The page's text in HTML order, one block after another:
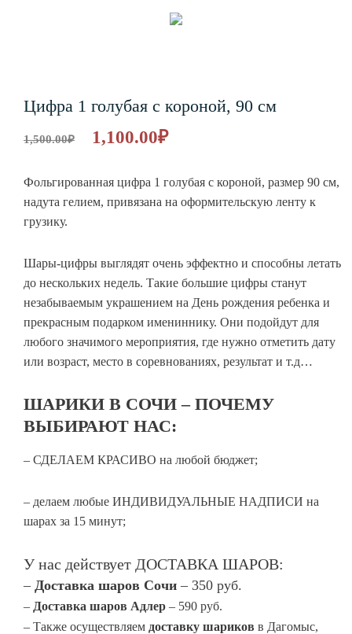
Цифра 1 голубая с короной, 90 см
1,500.00₽ 1,100.00₽
Фольгированная цифра 1 голубая с короной, размер 90 см,
надута гелием, привязана на оформительскую ленту к
грузику.
Шары-цифры выглядят очень эффектно и способны летать
до нескольких недель. Такие большие цифры станут
незабываемым украшением на День рождения ребенка и
прекрасным подарком имениннику. Они подойдут для
любого значимого мероприятия, где нужно отметить дату
или возраст, место в соревнованиях, результат и т.д…
ШАРИКИ В СОЧИ – ПОЧЕМУ
ВЫБИРАЮТ НАС:
– СДЕЛАЕМ КРАСИВО на любой бюджет;
– делаем любые ИНДИВИДУАЛЬНЫЕ НАДПИСИ на
шарах за 15 минут;
У нас действует ДОСТАВКА ШАРОВ:
– Доставка шаров Сочи – 350 руб.
– Доставка шаров Адлер – 590 руб.
– Также осуществляем доставку шариков в Дагомыс,